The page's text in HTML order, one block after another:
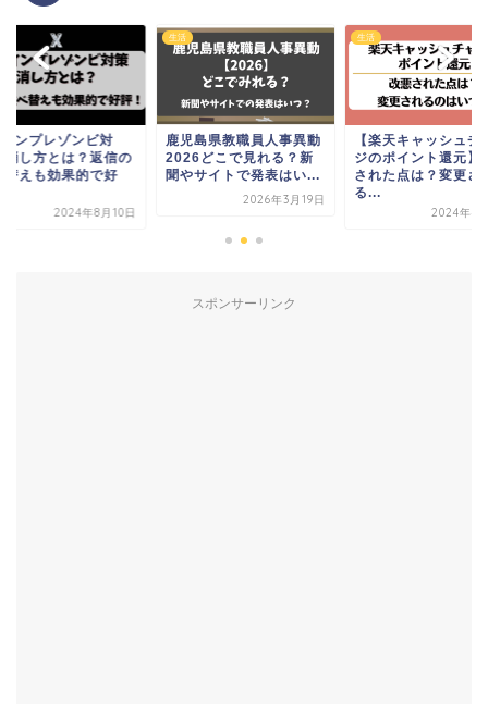
ンプレゾンビ対
消し方とは？返信の
替えも効果的で好
2024年8月10日
生活
鹿児島県教職員人事異動
2026どこで見れる？新
聞やサイトで発表はい...
2026年3月19日
生活
【楽天キャッシュチ
ジのポイント還元】
された点は？変更さ
る...
2024年4
スポンサーリンク